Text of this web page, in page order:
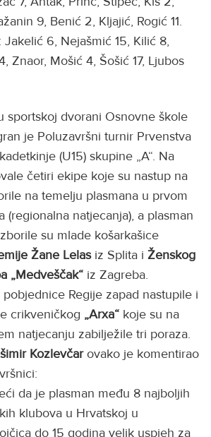
9, Benić 2, Kljajić, Rogić 11.
: Jakelić 6, Nejašmić 15, Kilić 8,
Znaor, Mošić 4, Šošić 17, Ljubos
sportskoj dvorani Osnovne škole
je Poluzavršni turnir Prvenstva
(U15) skupine „A“. Na
četiri ekipe koje su nastup na
na temelju plasmana u prvom
(regionalna natjecanja), a plasman
su mlade košarkašice
Žane Lelasiz Splita i Ženskog
„Medveščak“ iz Zagreba.
Regije zapad nastupile i
crikveničkog „Arxa“ koje su na
natjecanju zabilježile tri poraza.
Kozlevčarovako je komentirao
da je plasman među 8 najboljih
klubova u Hrvatskoj u
do 15 godina velik uspjeh za